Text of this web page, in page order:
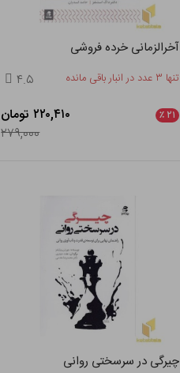
آخرالزمانی خرده فروشی
تنها ۳ عدد در انبار باقی مانده ۴.۵
۲۱ ٪
۲۲۰,۴۱۰ تومان
۲۷۹,۰۰۰
چیرگی در سرسختی روانی